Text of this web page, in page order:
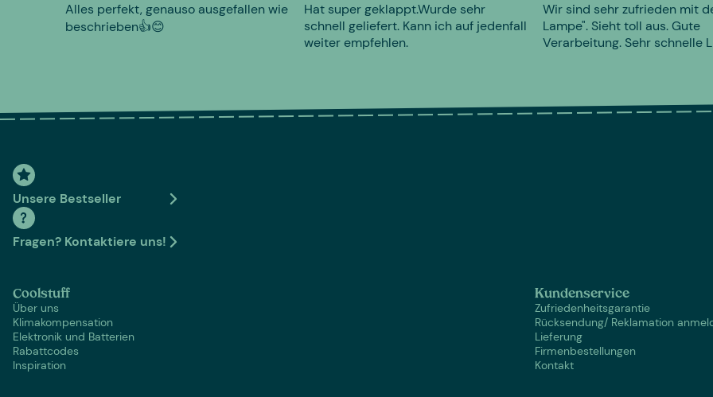
Alles perfekt, genauso ausgefallen wie
beschrieben👍😊
Hat super geklappt.Wurde sehr
schnell geliefert. Kann ich auf jedenfall
weiter empfehlen.
Wir sind sehr zufrieden mit
Lampe". Sieht toll aus. Gute
Verarbeitung. Sehr schnelle
Unsere Bestseller
Fragen? Kontaktiere uns!
Coolstuff
Über uns
Klimakompensation
Elektronik und Batterien
Rabattcodes
Inspiration
Kundenservice
Zufriedenheitsgarantie
Rücksendung/ Reklamation
Lieferung
Firmenbestellungen
Kontakt